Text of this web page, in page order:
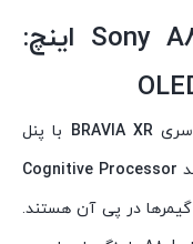
معرفی تلویزیون Sony A80L 83 اینچ:
BRAVIA XR با پنل
Cognitive Processor
در پی آن هستند.